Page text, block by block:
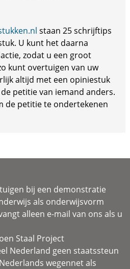
staan 25 schrijftips
U kunt het daarna
zodat u een groot
kunt overtuigen van uw
altijd met een opiniestuk
petitie van iemand anders.
de petitie te ondertekenen
bij een demonstratie
als onderwijsvorm
alleen e-mail van ons als u
Staal Project
Nederland geen staatssteun
wegennet als